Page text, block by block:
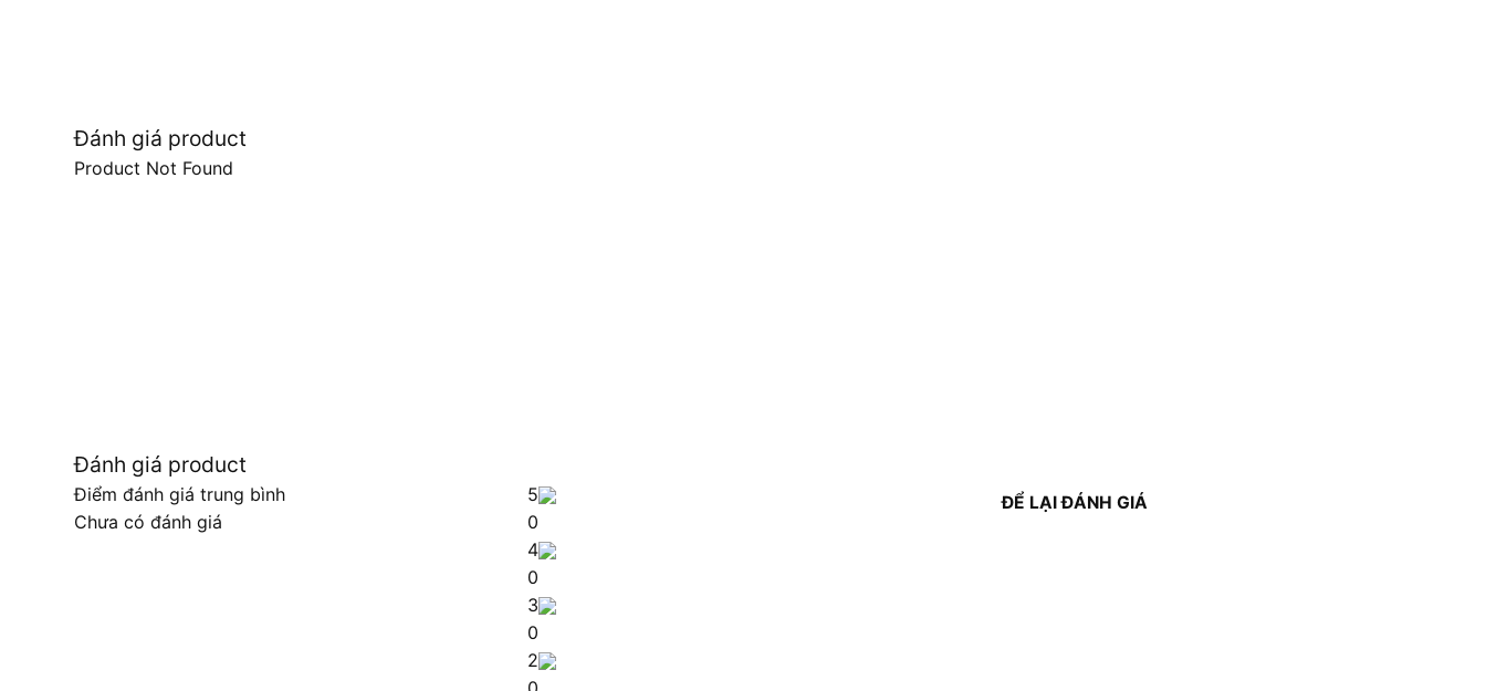
Đánh giá product
Product Not Found
Đánh giá product
Điểm đánh giá trung bình
Chưa có đánh giá
5
0
4
0
3
0
2
ĐỂ LẠI ĐÁNH GIÁ